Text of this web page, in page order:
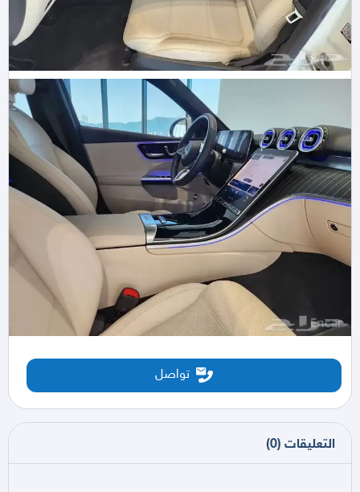
تواصل
التعليقات (
0
)